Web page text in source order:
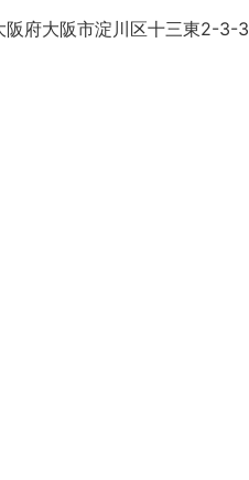
阪府大阪市淀川区十三東2-3-3